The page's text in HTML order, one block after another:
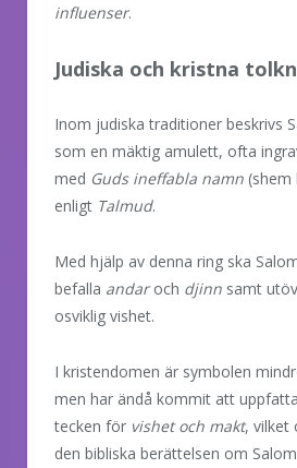
influenser.
Judiska och kristna
Inom judiska traditioner beskrivs
som en mäktig amulett, ofta
med Guds ineffabla namn (shem
enligt Talmud.
Med hjälp av denna ring ska
befalla andaroch djinn samt
osviklig vishet.
I kristendomen är symbolen
men har ändå kommit att
tecken för vishet och makt, vilket
den bibliska berättelsen om